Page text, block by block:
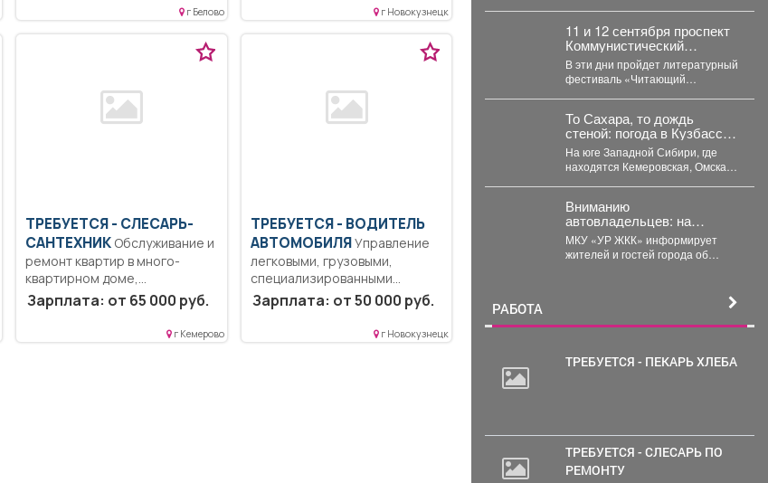
г Белово г Новокузнецк
ТРЕБУЕТСЯ - СЛЕСАРЬ-
САНТЕХНИК
ремонт квартир в много-
квартирном доме,
обеспечение исправного...
Зарплата: от 65 000 руб.
г Кемерово
ТРЕБУЕТСЯ - ВОДИТЕЛЬ
АВТОМОБИЛЯУправление
легковыми, грузовыми,
специализированными
автомобилями; заправка
транспорта топливом,
Зарплата: от 50 000 руб.
г Новокузнецк
1,6 млн рублей,...
11 и 12 сентября проспект
Коммунистический
превратится в огромную
литературную сцену под
открытым небом.
В эти дни пройдет литературный
фестиваль «Читающий
То Сахара, то дождь
стеной: погода в Кузбассе
станет хуже и аномальнее
– причина
На юге Западной Сибири, где
находятся Кемеровская, Омская,
Вниманию
автовладельцев: на
внутриквартальных
территориях
Междуреченского
МКУ «УР ЖКК» информирует
жителей и гостей города об
РАБОТА
ТРЕБУЕТСЯ - ПЕКАРЬ ХЛЕБА
ТРЕБУЕТСЯ - СЛЕСАРЬ ПО
РЕМОНТУ